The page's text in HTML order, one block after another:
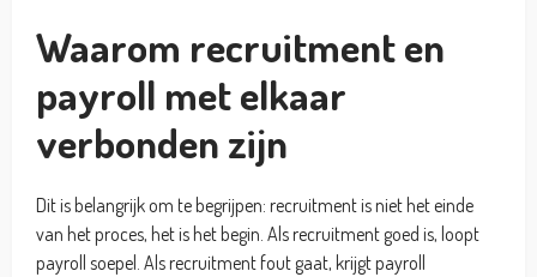
Waarom recruitment en
payroll met elkaar
verbonden zijn
Dit is belangrijk om te begrijpen: recruitment is niet het einde
van het proces, het is het begin. Als recruitment goed is, loopt
payroll soepel. Als recruitment fout gaat, krijgt payroll